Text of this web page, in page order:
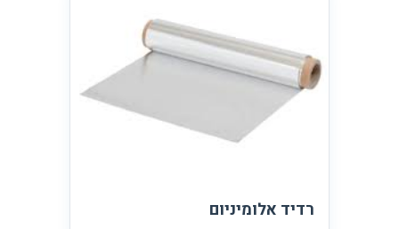
רדיד אלומיניום